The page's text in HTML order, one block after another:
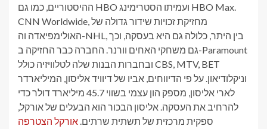
ההיסטוריים, כמו גם HBO ועמיתו הסטרימינג HBO Max.
CNN Worldwide, מחזיקת זכויות שידור גדולה של
האולימפיאדה וה-NHL, בין היתר, כלולה גם היא בעסקה, וכך
גם משחקי האחים וורנר. החברה כבר החזיקה ב-Paramount
ובחברות הבנות שלה לטלוויזיה כולל CBS, MTV, BET
וניקלודיאון. על פי הדיווחים, אביו של דיוויד אליסון, המיליארדר
לארי אליסון, מספק הון עצמי בשווי 45.7 מיליארד דולר כדי
להרחיב את העסקה. אליסון הבכור הוא הבעלים של אורקל,
ספקית מרכזית של תשתית שרתים. אורקל הצטרפה